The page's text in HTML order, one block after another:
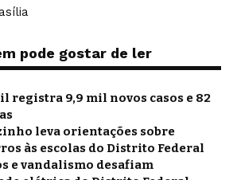
pode gostar de ler
registra 9,9 mil novos casos e 82
leva orientações sobre
às escolas do Distrito Federal
e vandalismo desafiam